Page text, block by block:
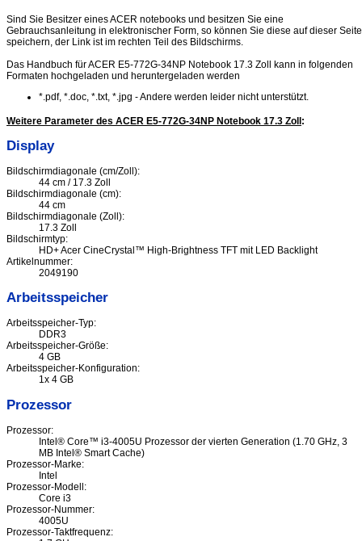
Sind Sie Besitzer eines ACER notebooks und besitzen Sie eine
Gebrauchsanleitung in elektronischer Form, so können Sie diese auf dieser Seite
speichern, der Link ist im rechten Teil des Bildschirms.
Das Handbuch für ACER E5-772G-34NP Notebook 17.3 Zoll kann in folgenden
Formaten hochgeladen und heruntergeladen werden
*.pdf, *.doc, *.txt, *.jpg - Andere werden leider nicht unterstützt.
Weitere Parameter des ACER E5-772G-34NP Notebook 17.3 Zoll :
Display
Bildschirmdiagonale (cm/Zoll):
44 cm / 17.3 Zoll
Bildschirmdiagonale (cm):
44 cm
Bildschirmdiagonale (Zoll):
17.3 Zoll
Bildschirmtyp:
HD+ Acer CineCrystal™ High-Brightness TFT mit LED Backlight
Artikelnummer:
2049190
Arbeitsspeicher
Arbeitsspeicher-Typ:
DDR3
Arbeitsspeicher-Größe:
4 GB
Arbeitsspeicher-Konfiguration:
1x 4 GB
Prozessor
Prozessor:
Intel® Core™ i3-4005U Prozessor der vierten Generation (1.70 GHz, 3
MB Intel® Smart Cache)
Prozessor-Marke:
Intel
Prozessor-Modell:
Core i3
Prozessor-Nummer:
4005U
Prozessor-Taktfrequenz: